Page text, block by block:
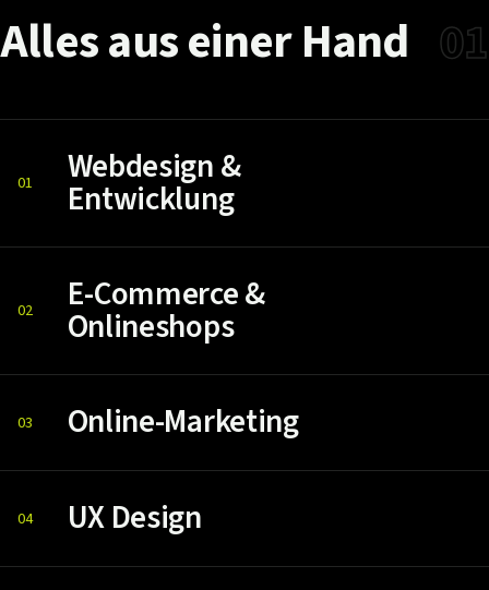
AllesauseinerHand 01
01 Webdesign &
Entwicklung
02 E-Commerce &
Onlineshops
03 Online-Marketing
04 UX Design